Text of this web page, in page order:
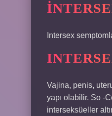
Intersex
Vajina, penis,
yapı olabilir. So -
interseksüeller